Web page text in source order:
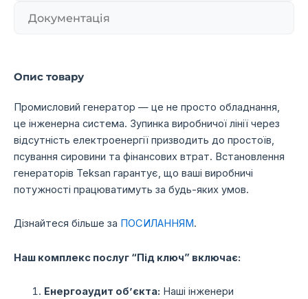
Документація
Опис товару
Промисловий генератор — це не просто обладнання,
це інженерна система. Зупинка виробничої лінії через
відсутність електроенергії призводить до простоїв,
псування сировини та фінансових втрат. Встановлення
генераторів Teksan гарантує, що ваші виробничі
потужності працюватимуть за будь-яких умов.
Дізнайтеся більше за ПОСИЛАННЯМ.
Наш комплекс послуг “Під ключ” включає:
Енергоаудит об’єкта: Наші інженери